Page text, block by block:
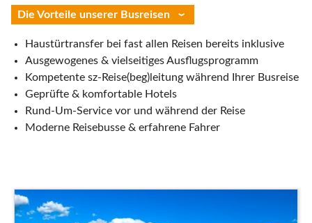
Die Vorteile unserer Busreisen
Haustürtransfer bei fast allen Reisen bereits inklusive
Ausgewogenes & vielseitiges Ausflugsprogramm
Kompetente sz-Reise(beg)leitung während Ihrer Busreise
Geprüfte & komfortable Hotels
Rund-Um-Service vor und während der Reise
Moderne Reisebusse & erfahrene Fahrer